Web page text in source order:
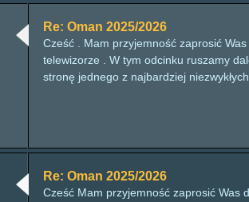
Re: Oman 2025/2026
Cześć . Mam przyjemność zaprosić
telewizorze . W tym odcinku ruszamy
stronę jednego z najbardziej
Re: Oman 2025/2026
Cześć Mam przyjemność zaprosić Was